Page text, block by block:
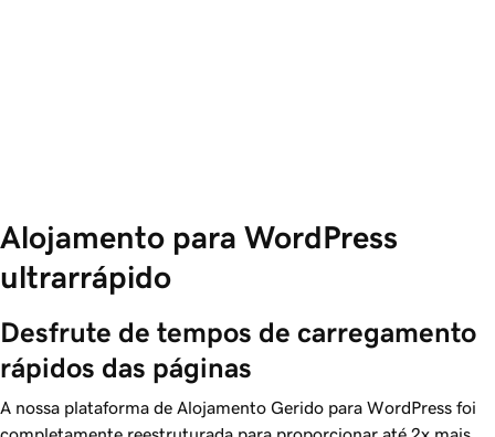
Alojamento para WordPress
ultrarrápido
Desfrute de tempos de carregamento
rápidos das páginas
A nossa plataforma de Alojamento Gerido para WordPress foi
completamente reestruturada para proporcionar até 2x mais